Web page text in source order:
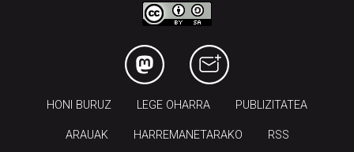
HONI BURUZ LEGE OHARRA PUBLIZITATEA
ARAUAK HARREMANETARAKO RSS